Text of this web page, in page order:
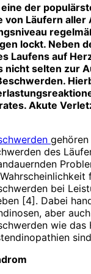
der
von Läufern
lockt. Neben
Laufens auf
nicht selten zur
Akute
des
bei
[4]. Dabei
aber
wie das